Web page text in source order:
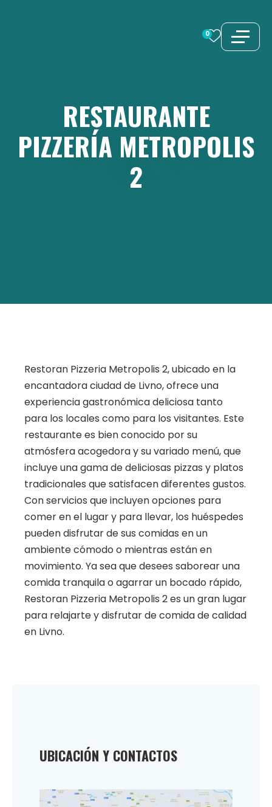
0
RESTAURANTE
PIZZERÍA METROPOLIS
2
Restoran Pizzeria Metropolis 2, ubicado en la
encantadora ciudad de Livno, ofrece una
experiencia gastronómica deliciosa tanto
para los locales como para los visitantes. Este
restaurante es bien conocido por su
atmósfera acogedora y su variado menú, que
incluye una gama de deliciosas pizzas y platos
tradicionales que satisfacen diferentes gustos.
Con servicios que incluyen opciones para
comer en el lugar y para llevar, los huéspedes
pueden disfrutar de sus comidas en un
ambiente cómodo o mientras están en
movimiento. Ya sea que desees saborear una
comida tranquila o agarrar un bocado rápido,
Restoran Pizzeria Metropolis 2 es un gran lugar
para relajarte y disfrutar de comida de calidad
en Livno.
UBICACIÓN Y CONTACTOS